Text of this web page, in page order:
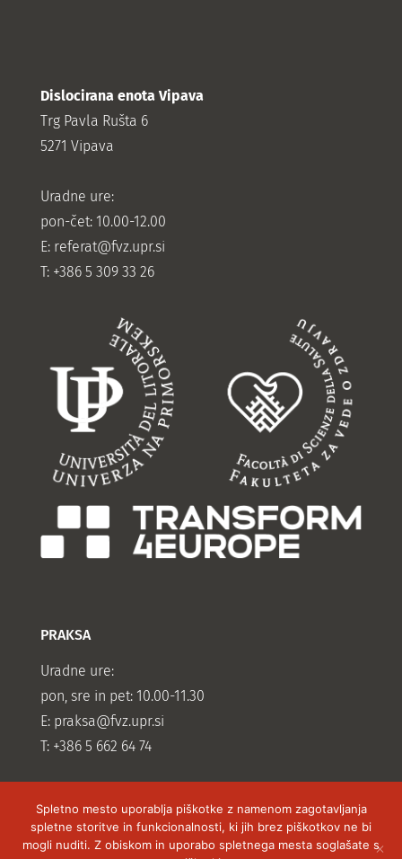
Dislocirana enota Vipava
Trg Pavla Rušta 6
5271 Vipava
Uradne ure:
pon-čet: 10.00-12.00
E: referat@fvz.upr.si
T: +386 5 309 33 26
PRAKSA
Uradne ure:
pon, sre in pet: 10.00-11.30
E: praksa@fvz.upr.si
T: +386 5 662 64 74
Spletno mesto uporablja piškotke z namenom zagotavljanja
spletne storitve in funkcionalnosti, ki jih brez piškotkov ne bi
mogli nuditi. Z obiskom in uporabo spletnega mesta soglašate s